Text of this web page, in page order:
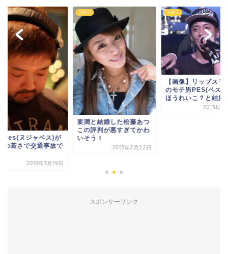
ヌジャベス)が
の若さで交通事故で
2010年3月19日
芸能人
要潤と結婚した松藤あつ
この評判が悪すぎてかわ
いそう！
2013年2月22日
芸能人
【画像】リップスラ
のモテ男PES(ペス)
ほうれいこ？と結婚
2013年1
スポンサーリンク